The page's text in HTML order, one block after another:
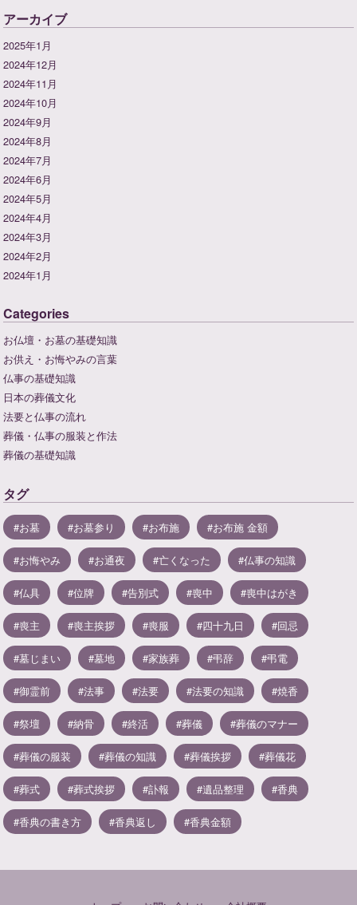
アーカイブ
2025年1月
2024年12月
2024年11月
2024年10月
2024年9月
2024年8月
2024年7月
2024年6月
2024年5月
2024年4月
2024年3月
2024年2月
2024年1月
Categories
お仏壇・お墓の基礎知識
お供え・お悔やみの言葉
仏事の基礎知識
日本の葬儀文化
法要と仏事の流れ
葬儀・仏事の服装と作法
葬儀の基礎知識
タグ
お墓 お墓参り お布施 お布施 金額
お悔やみ お通夜 亡くなった 仏事の知識
仏具 位牌 告別式 喪中 喪中はがき
喪主 喪主挨拶 喪服 四十九日 回忌
墓じまい 墓地 家族葬 弔辞 弔電
御霊前 法事 法要 法要の知識 焼香
祭壇 納骨 終活 葬儀 葬儀のマナー
葬儀の服装 葬儀の知識 葬儀挨拶 葬儀花
葬式 葬式挨拶 訃報 遺品整理 香典
香典の書き方 香典返し 香典金額